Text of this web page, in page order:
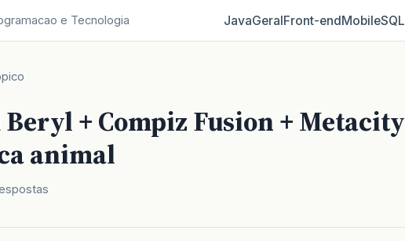
e Tecnologia JavaGeralFront‑endMobileSQL
Beryl + Compiz Fusion + Metacity
animal